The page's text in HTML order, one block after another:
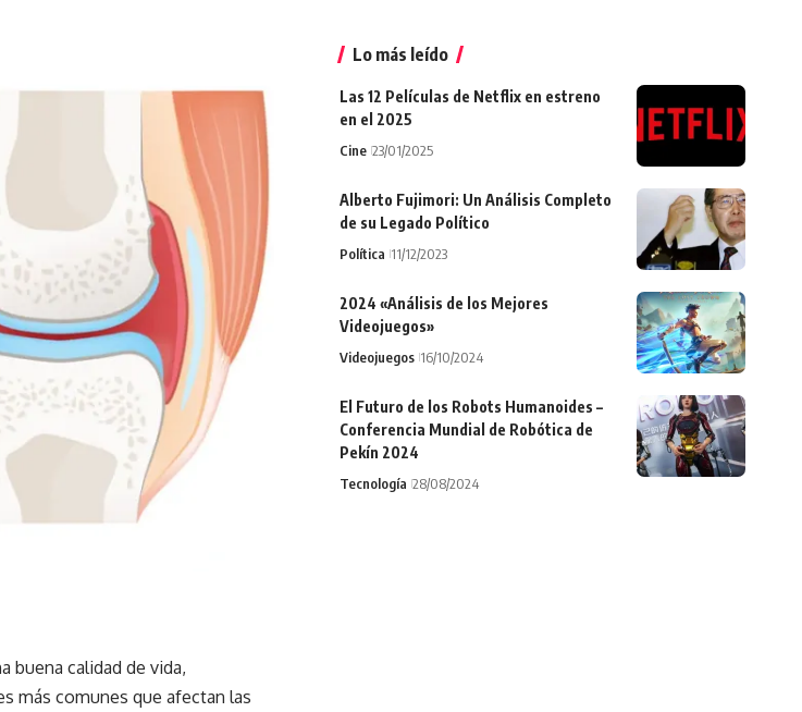
buena calidad de vida,
más comunes que afectan las
Lo más leído
Las 12 Películas de Netflix en estreno
en el 2025
Cine 23/01/2025
Alberto Fujimori: Un Análisis Completo
de su Legado Político
Política 11/12/2023
2024 «Análisis de los Mejores
Videojuegos»
Videojuegos 16/10/2024
El Futuro de los Robots Humanoides –
Conferencia Mundial de Robótica de
Pekín 2024
Tecnología 28/08/2024